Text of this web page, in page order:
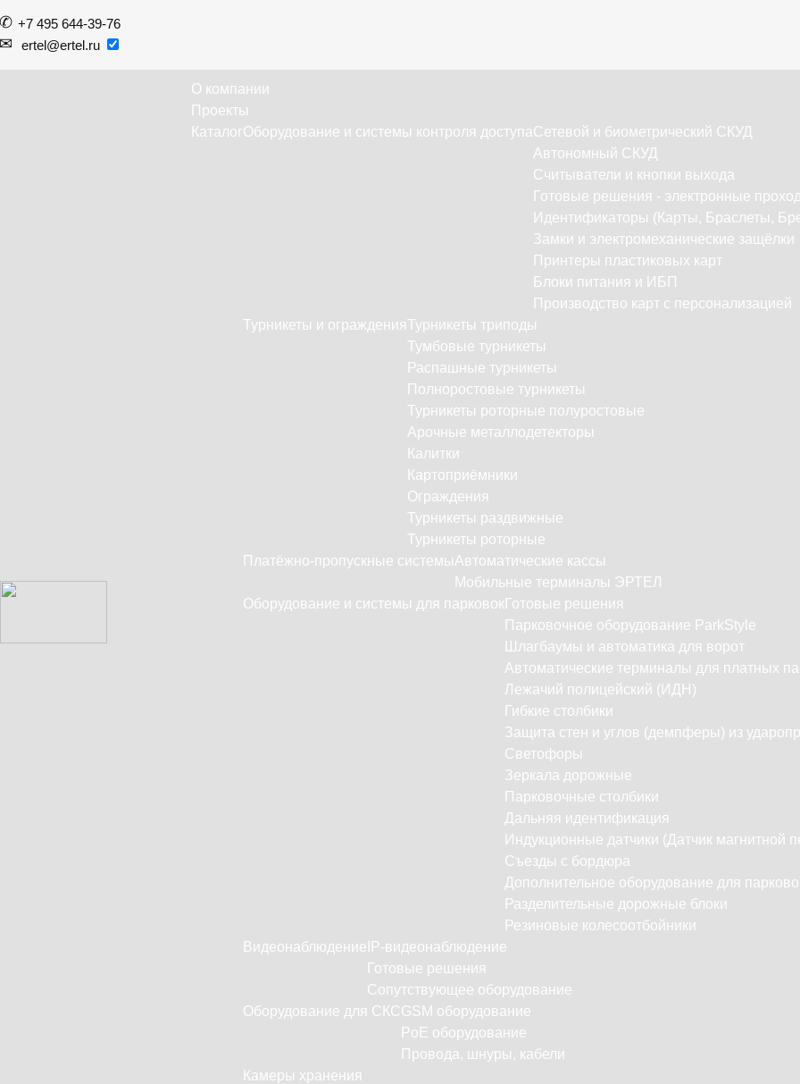
+7 495 644-39-76
ertel@ertel.ru
О компании
Проекты
КаталогОборудование и системы контроля доступаСетевой и биометрический СКУД
Автономный СКУД
Считыватели и кнопки выхода
Готовые решения - электронные
Идентификаторы (Карты, Браслеты,
Замки и электромеханические защёлки
Принтеры пластиковых карт
Блоки питания и ИБП
Производство карт с персонализацией
Турникеты и огражденияТурникеты триподы
Тумбовые турникеты
Распашные турникеты
Полноростовые турникеты
Турникеты роторные полуростовые
Арочные металлодетекторы
Калитки
Картоприёмники
Ограждения
Турникеты раздвижные
Турникеты роторные
Платёжно-пропускные системыАвтоматические кассы
Мобильные терминалы ЭРТЕЛ
Оборудование и системы для парковок Готовые решения
Парковочное оборудование ParkStyle
Шлагбаумы и автоматика для ворот
Автоматические терминалы для платных
Лежачий полицейский (ИДН)
Гибкие столбики
Защита стен и углов (демпферы) из
Светофоры
Зеркала дорожные
Парковочные столбики
Дальняя идентификация
Индукционные датчики (Датчик магнитной
Съезды с бордюра
Дополнительное оборудование для
Разделительные дорожные блоки
Резиновые колесоотбойники
Видеонаблюдение IP-видеонаблюдение
Готовые решения
Сопутствующее оборудование
Оборудование для СКСGSM оборудование
PoE оборудование
Провода, шнуры, кабели
Камеры хранения